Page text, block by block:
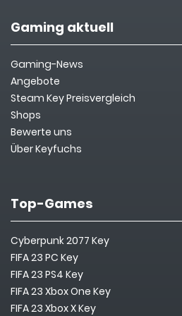
Gaming aktuell
Gaming-News
Angebote
Steam Key Preisvergleich
Shops
Bewerte uns
Über Keyfuchs
Top-Games
Cyberpunk 2077 Key
FIFA 23 PC Key
FIFA 23 PS4 Key
FIFA 23 Xbox One Key
FIFA 23 Xbox X Key